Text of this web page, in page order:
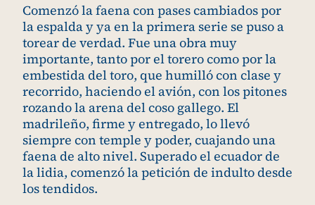
Comenzó la faena con pases cambiados por
la espalda y ya en la primera serie se puso a
torear de verdad. Fue una obra muy
importante, tanto por el torero como por la
embestida del toro, que humilló con clase y
recorrido, haciendo el avión, con los pitones
rozando la arena del coso gallego. El
madrileño, firme y entregado, lo llevó
siempre con temple y poder, cuajando una
faena de alto nivel. Superado el ecuador de
la lidia, comenzó la petición de indulto desde
los tendidos.